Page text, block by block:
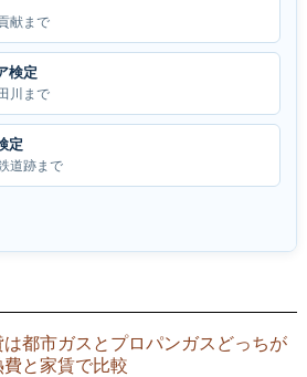
献まで
検定
川まで
定
道跡まで
都市ガスとプロパンガスどっちが
と家賃で比較